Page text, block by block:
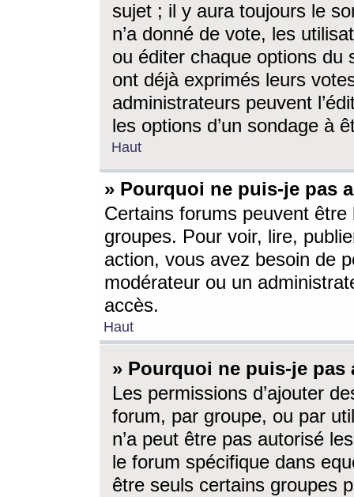
sujet ; il y aura toujours le
n’a donné de vote, les
ou éditer chaque options du
ont déjà exprimés leurs
administrateurs peuvent
les options d’un sondage à
Haut
» Pourquoi ne puis-je pas
Certains forums peuvent être
groupes. Pour voir, lire,
action, vous avez besoin de
modérateur ou un
accès.
Haut
» Pourquoi ne puis-je
Les permissions d’ajouter
forum, par groupe, ou par
n’a peut être pas autorisé
le forum spécifique dans
être seuls certains groupes